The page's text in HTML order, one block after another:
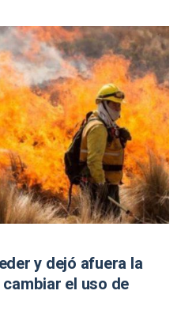
y dejó afuera la
el uso de